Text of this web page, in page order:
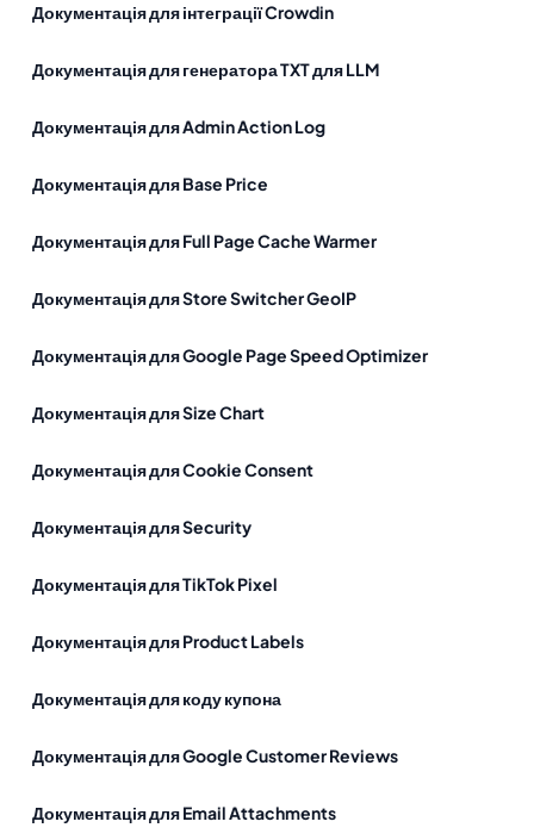
Документація для інтеграції Crowdin
Документація для генератора TXT для LLM
Документація для Admin Action Log
Документація для Base Price
Документація для Full Page Cache Warmer
Документація для Store Switcher GeoIP
Документація для Google Page Speed Optimizer
Документація для Size Chart
Документація для Cookie Consent
Документація для Security
Документація для TikTok Pixel
Документація для Product Labels
Документація для коду купона
Документація для Google Customer Reviews
Документація для Email Attachments